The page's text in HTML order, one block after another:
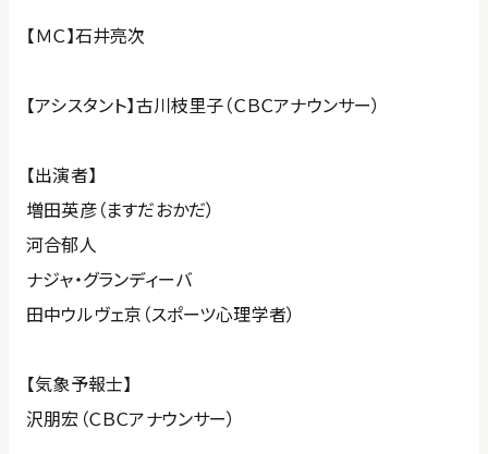
【ＭＣ】石井亮次
【アシスタント】古川枝里子（ＣＢＣアナウンサー）
【出演者】
増田英彦（ますだおかだ）
河合郁人
ナジャ・グランディーバ
田中ウルヴェ京（スポーツ心理学者）
【気象予報士】
沢朋宏（ＣＢＣアナウンサー）